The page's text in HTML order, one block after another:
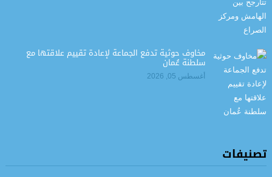
مخاوف حوثية تدفع الجماعة لإعادة تقييم علاقتها مع
سلطنة عُمان
أغسطس 05, 2026
تصنيفات